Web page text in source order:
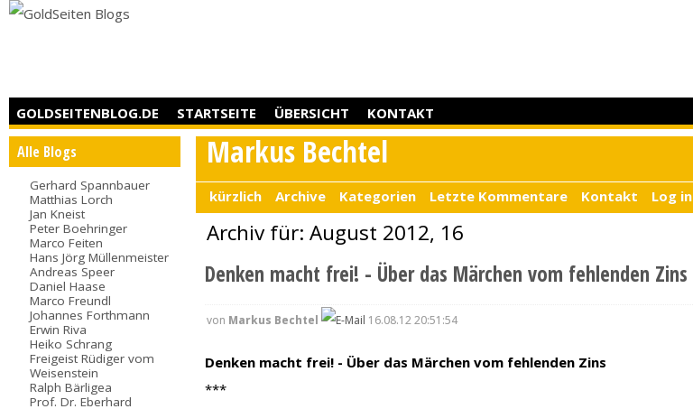
GOLDSEITENBLOG.DE STARTSEITE ÜBERSICHT KONTAKT
Alle Blogs
Gerhard Spannbauer
Matthias Lorch
Jan Kneist
Peter Boehringer
Marco Feiten
Hans Jörg Müllenmeister
Andreas Speer
Daniel Haase
Marco Freundl
Johannes Forthmann
Erwin Riva
Heiko Schrang
Freigeist Rüdiger vom
Weisenstein
Ralph Bärligea
Prof. Dr. Eberhard
Markus Bechtel
kürzlich Archive Kategorien Letzte Kommentare Kontakt Log in
Archiv für: August 2012, 16
Denken macht frei! - Über das Märchen vom fehlenden Zins
von Markus Bechtel 16.08.12 20:51:54
Denken macht frei! - Über das Märchen vom fehlenden Zins
***